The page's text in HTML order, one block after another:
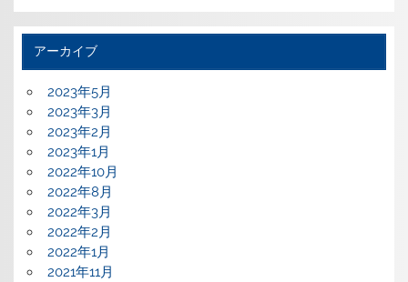
アーカイブ
2023年5月
2023年3月
2023年2月
2023年1月
2022年10月
2022年8月
2022年3月
2022年2月
2022年1月
2021年11月